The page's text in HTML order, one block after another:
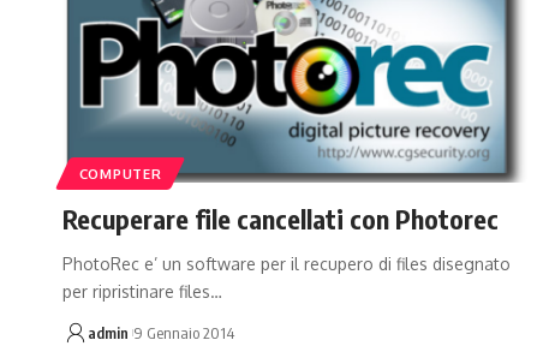
COMPUTER
Recuperare file cancellati con Photorec
PhotoRec e’ un software per il recupero di files disegnato
per ripristinare files…
admin 9 Gennaio 2014